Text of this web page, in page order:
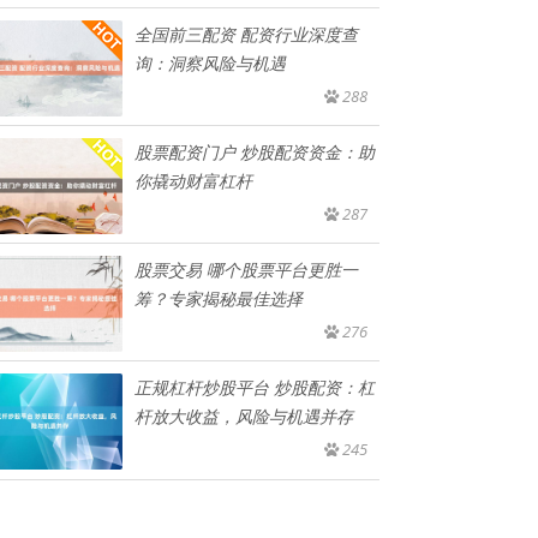
全国前三配资 配资行业深度查
询：洞察风险与机遇
288
股票配资门户 炒股配资资金：助
你撬动财富杠杆
287
股票交易 哪个股票平台更胜一
筹？专家揭秘最佳选择
276
正规杠杆炒股平台 炒股配资：杠
杆放大收益，风险与机遇并存
245